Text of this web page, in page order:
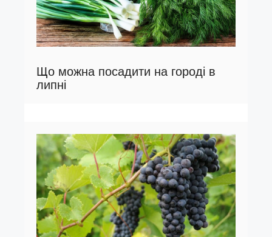
Що можна посадити на городі в
липні